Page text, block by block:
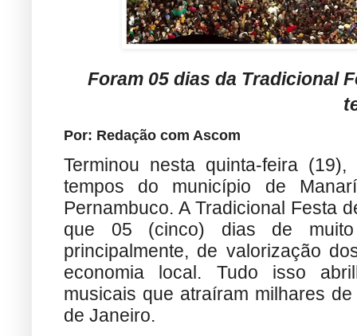
Foram 05 dias da Tradicional
Por: Redação com Ascom
Terminou nesta quinta-feira
tempos do município de
Pernambuco. A Tradicional Festa
que 05 (cinco) dias de muito
principalmente, de valorização
economia local. Tudo isso
musicais que atraíram milhares
de Janeiro.